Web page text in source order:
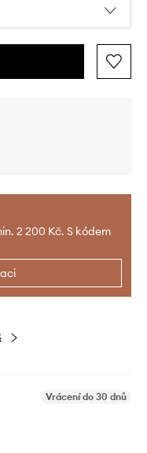
2 200 Kč. S kódem
Vrácení do 30 dnů